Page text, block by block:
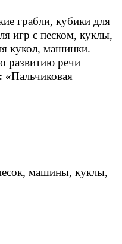
грабли, кубики для
игр с песком, куклы,
кукол, машинки.
развитию речи
«Пальчиковая
машины, куклы,